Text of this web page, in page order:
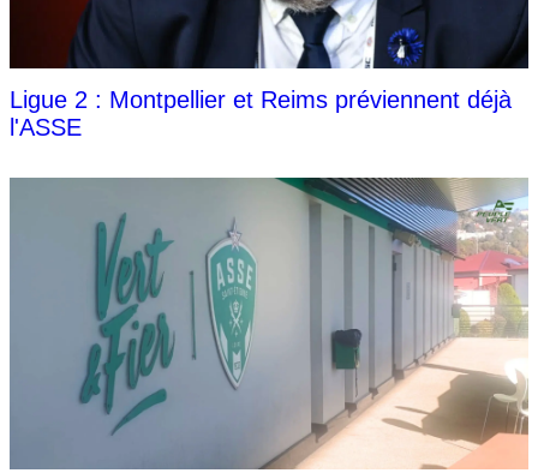
Ligue 2 : Montpellier et Reims préviennent déjà
l'ASSE